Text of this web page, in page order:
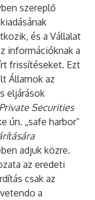
szereplő
és a Vállalat
információknak a
frissítéseket. Ezt
Államok az
eljárások
Private Securities
ún. „safe harbor”
adjuk közre.
az eredeti
csak az
a